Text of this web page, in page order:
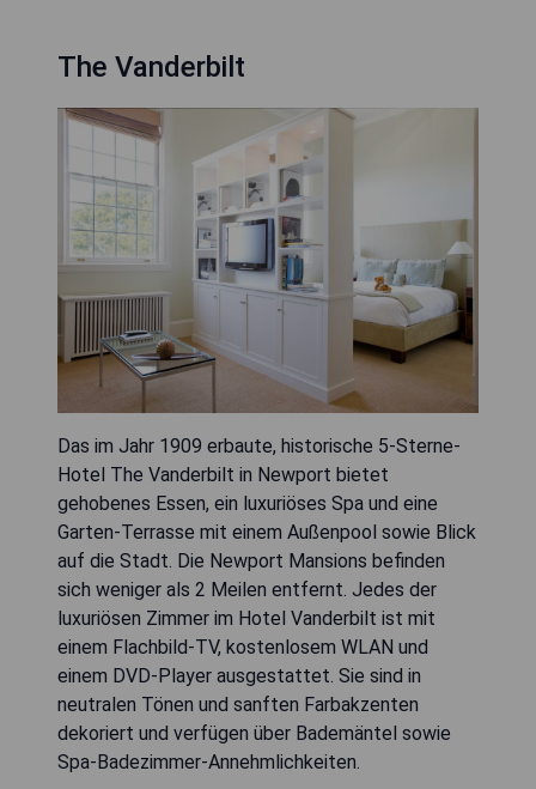
The Vanderbilt
Das im Jahr 1909 erbaute, historische 5-Sterne-
Hotel The Vanderbilt in Newport bietet
gehobenes Essen, ein luxuriöses Spa und eine
Garten-Terrasse mit einem Außenpool sowie Blick
auf die Stadt. Die Newport Mansions befinden
sich weniger als 2 Meilen entfernt. Jedes der
luxuriösen Zimmer im Hotel Vanderbilt ist mit
einem Flachbild-TV, kostenlosem WLAN und
einem DVD-Player ausgestattet. Sie sind in
neutralen Tönen und sanften Farbakzenten
dekoriert und verfügen über Bademäntel sowie
Spa-Badezimmer-Annehmlichkeiten.